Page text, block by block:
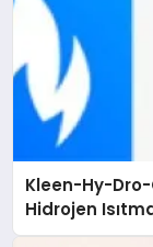
Kleen-Hy-Dro-
Hidrojen
Düzenleyici